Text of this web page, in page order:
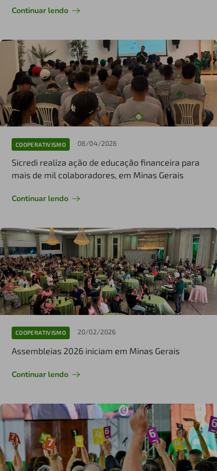
Continuar lendo
COOPERATIVISMO 08/04/2026
Sicredi realiza ação de educação financeira para
mais de mil colaboradores, em Minas Gerais
Continuar lendo
COOPERATIVISMO 20/02/2026
Assembleias 2026 iniciam em Minas Gerais
Continuar lendo